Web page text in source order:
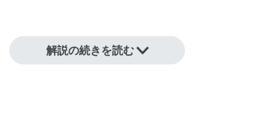
解説の続きを読む